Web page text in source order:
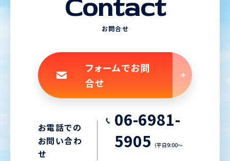
Contact
お問合せ
フォームでお問
合せ
お電話での
お問い合わ
せ
06-6981-
5905 （平日9:00〜